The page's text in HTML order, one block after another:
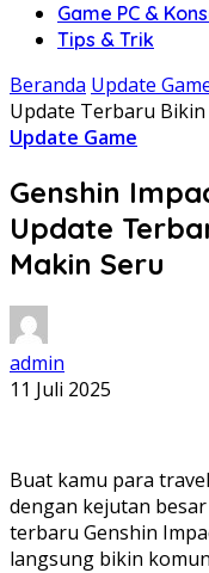
Game PC &
Tips & Trik
Beranda Update
Update Terbaru
Update Game
Genshin
Update
Makin Seru
admin
11 Juli 2025
Buat kamu para
dengan kejutan
terbaru Genshin
langsung bikin